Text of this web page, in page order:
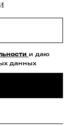
и даю
данных